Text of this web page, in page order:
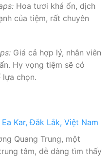
Hoa tươi khá ổn, dịch
của tiệm, rất chuyên
Giá cả hợp lý, nhân viên
Hy vọng tiệm sẽ có
lựa chọn.
Kar, Đắk Lắk, Việt Nam
Quang Trung, một
tâm, dễ dàng tìm thấy